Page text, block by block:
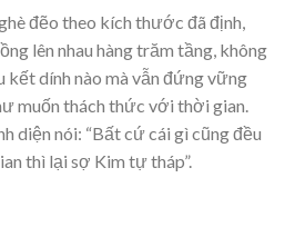
đẽo theo kích thước đã định,
lên nhau hàng trăm tầng, không
dính nào mà vẫn đứng vững
muốn thách thức với thời gian.
diện nói: “Bất cứ cái gì cũng đều
thì lại sợ Kim tự tháp”.